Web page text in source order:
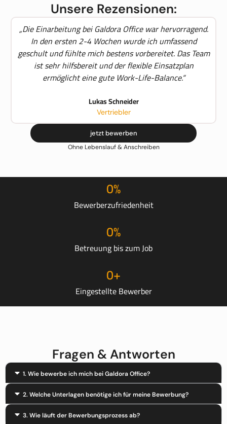
Unsere Rezensionen:
„Die Einarbeitung bei Galdora Office war hervorragend.
In den ersten 2-4 Wochen wurde ich umfassend
geschult und fühlte mich bestens vorbereitet. Das Team
ist sehr hilfsbereit und der flexible Einsatzplan
ermöglicht eine gute Work-Life-Balance.“
Lukas Schneider
Vertriebler
jetzt bewerben
Ohne Lebenslauf & Anschreiben
Bewerberzufriedenheit
0%
Betreuung bis zum Job
0%
Eingestellte Bewerber
0+
Fragen & Antworten
1. Wie bewerbe ich mich bei Galdora Office?
2. Welche Unterlagen benötige ich für meine Bewerbung?
3. Wie läuft der Bewerbungsprozess ab?